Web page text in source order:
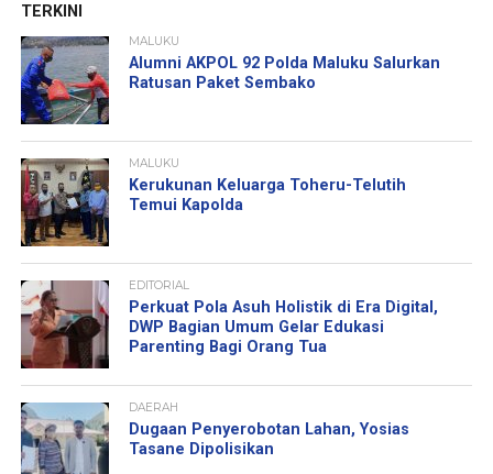
TERKINI
MALUKU
Alumni AKPOL 92 Polda Maluku Salurkan
Ratusan Paket Sembako
MALUKU
Kerukunan Keluarga Toheru-Telutih
Temui Kapolda
EDITORIAL
Perkuat Pola Asuh Holistik di Era Digital,
DWP Bagian Umum Gelar Edukasi
Parenting Bagi Orang Tua
DAERAH
Dugaan Penyerobotan Lahan, Yosias
Tasane Dipolisikan